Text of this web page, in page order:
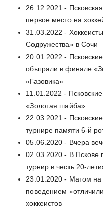
26.12.2021 -
первое место на
31.03.2022 -
Содружества» в Сочи
20.01.2022 -
обыграли в финале
«Газовика»
11.01.2022 -
«Золотая шайба»
22.03.2021 -
турнире памяти 6-й
05.06.2020 - Вчера
02.03.2020 - В Пскове
турнир в честь 20-
23.01.2020 - Матом на
поведением
хоккеистов